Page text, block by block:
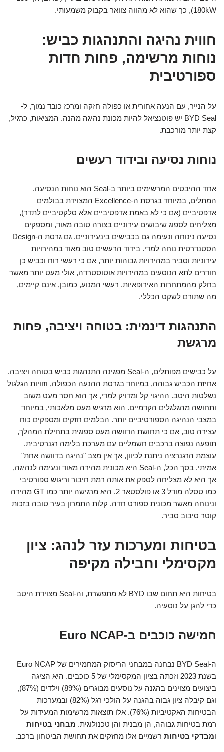
180kW), כך שהוא לא מהווה צוואר בקבוק משמעותי.
חווית נהיגה והתנהגות כביש:
נוחות מרשימה, פחות חדות
ספורטיבית
על הנייר, עם הנעה אחורית או כפולה חזקה ומרכז כובד נמוך, ל-
BYD Seal יש פוטנציאל להיות מכונת נהיגה מהנה. המציאות, כרגיל,
קצת יותר מורכבת.
נוחות נסיעה ובידוד רעשים
אחד ההיבטים המרשימים ביותר ב-Seal הוא נוחות הנסיעה.
המתלים, במיוחד בגרסת ה-Excellence המצוידת בבולמים
אדפטיביים (אם כי לא באמת אדפטיביים אלא סלקטיביים לתדר),
מצליחים לספוג שיבושים עירוניים בצורה טובה מאוד, ומספקים
נסיעה נינוחה ונעימה גם בכבישים בינעירוניים. גם גרסת ה-Design
הסטנדרטית נוחה למדי. בידוד הרעשים טוב מאוד במהירויות
עירוניות וסביר במהירויות גבוהות יותר, אם כי רעשי רוח וכביש כן
חודרים לתא הנוסעים במהירויות אוטוסטרדה, אולי מעט יותר מאשר
בחלק מהמתחרות האירופאיות. רעשי המנוע, כמובן, אינם קיימים,
מה שתורם לשקט הכללי.
התנהגות דינמית: בטוחה ויציבה, פחות
מרגשת
על כבישים מפותלים, ה-Seal מפגינה התנהגות כביש בטוחה ויציבה.
אחיזת הכביש גבוהה, במיוחד בגרסת ההנעה הכפולה, וזוויות הגלגול
נשלטות היטב. ההיגוי קל ומדויק למדי, אך הוא חסר מעט משוב
ותחושה מהגלגלים הקדמיים. הוא מרגיש מעט מלאכותי, במיוחד
במצבי הנהיגה הספורטיביים יותר. הבלמים חזקים ומספקים כוח
עצירה טוב, אם כי תחושת הדוושה מעט ספוגית בתחילת המהלך,
תופעה נפוצה ברכבים חשמליים עם מערכת בלימה רגנרטיבית.
עוצמת הרגנרציה ניתנת לכיוון, אך אין מצב "נהיגה בדוושה אחת"
אמיתי. בסך הכל, ה-Seal היא מכונית מהירה מאוד ונעימה לנהיגה,
אך היא לא מצליחה לספק את אותה רמת חיבור וריגוש ספורטיבי
כמו טסלה מודל 3 או פולסטאר 2. היא מרגישה יותר כמו GT מהירה
ונינוחה מאשר מכונית ספורט חדה. קלות התמרון בעיר טובה בזכות
קוטר סיבוב סביר.
בטיחות ומערכות עזר לנהג: ציון
מקסימלי וחבילה מקיפה
בטיחות היא תחום שבו BYD לא מתפשרת, וה-Seal מצוידת היטב
כדי להגן על נוסעיה.
חמישה כוכבים ב-Euro NCAP
ה-BYD Seal נבחנה במבחני הריסוק המחמירים של Euro NCAP
בשנת 2023 וזכתה בציון המקסימלי של 5 כוכבים. היא הציגה
ביצועים מצוינים בהגנה על נוסעים מבוגרים (89%) וילדים (87%),
וגם קיבלה ציון גבוה בהגנה על הולכי רגל (82%) ובמערכות
הבטיחות האקטיביות (76%). אלו תוצאות מרשימות המעידות על
רמת בטיחות גבוהה, הן מבנית והן טכנולוגית. מבחני בטיחות
ומבדקי בטיחות רשמיים אלו מחזקים את תחושת הביטחון ברכב.